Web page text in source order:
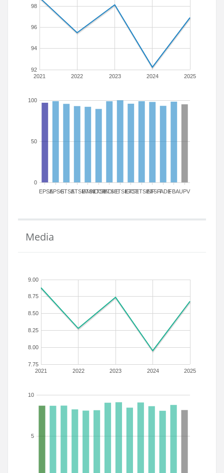
2021 2022 2023 2024 2025
92
94
96
98
EPSAEPSGETSAETSIAMN
ETSICCP
ETSIADI
ETSIEETSIGCT
ETSIIETSINFETSITFADEFBAUPV
0
50
100
Media
2021 2022 2023 2024 2025
7.75
8.00
8.25
8.50
8.75
9.00
5
10